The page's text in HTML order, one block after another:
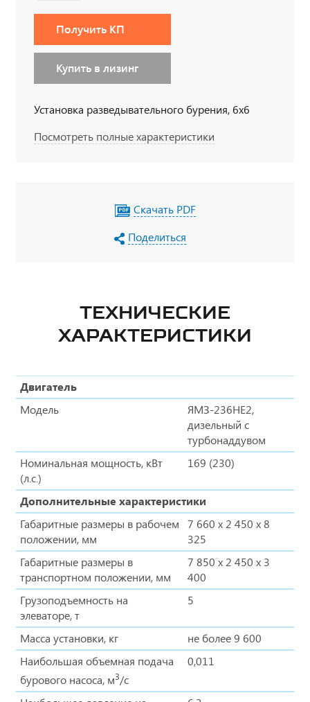
Получить КП
Купить в лизинг
Установка разведывательного бурения, 6х6
Посмотреть полные характеристики
Скачать PDF
Поделиться
ТЕХНИЧЕСКИЕ
ХАРАКТЕРИСТИКИ
Двигатель
Модель
ЯМЗ-236НЕ2,
дизельный с
турбонаддувом
Номинальная мощность, кВт
(л.с.)
169 (230)
Дополнительные характеристики
Габаритные размеры в рабочем
положении, мм
7 660 х 2 450 х 8
325
Габаритные размеры в
транспортном положении, мм
7 850 х 2 450 х 3
400
Грузоподъемность на
элеваторе, т
5
Масса установки, кг
не более 9 600
Наибольшая объемная подача
бурового насоса, м3/с
0,011